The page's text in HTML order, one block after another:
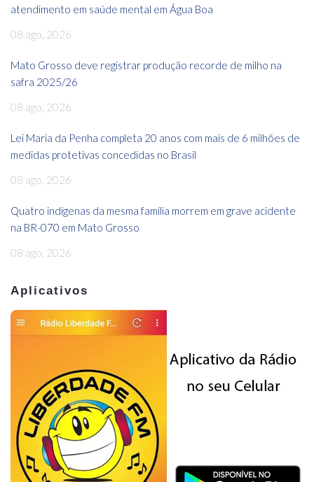
atendimento em saúde mental em Água Boa
08 ago, 2026
Mato Grosso deve registrar produção recorde de milho na
safra 2025/26
08 ago, 2026
Lei Maria da Penha completa 20 anos com mais de 6 milhões de
medidas protetivas concedidas no Brasil
08 ago, 2026
Quatro indígenas da mesma família morrem em grave acidente
na BR-070 em Mato Grosso
08 ago, 2026
Aplicativos